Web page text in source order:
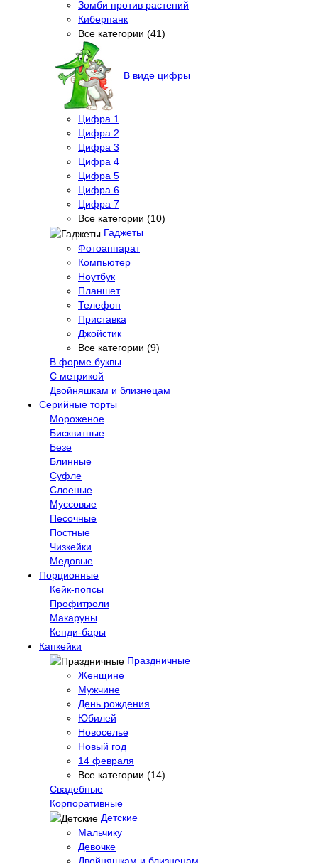
Зомби против растений
Киберпанк
Все категории (41)
В виде цифры
Цифра 1
Цифра 2
Цифра 3
Цифра 4
Цифра 5
Цифра 6
Цифра 7
Все категории (10)
Гаджеты
Фотоаппарат
Компьютер
Ноутбук
Планшет
Телефон
Приставка
Джойстик
Все категории (9)
В форме буквы
С метрикой
Двойняшкам и близнецам
Серийные торты
Мороженое
Бисквитные
Безе
Блинные
Суфле
Слоеные
Муссовые
Песочные
Постные
Чизкейки
Медовые
Порционные
Кейк-попсы
Профитроли
Макаруны
Кенди-бары
Капкейки
Праздничные
Женщине
Мужчине
День рождения
Юбилей
Новоселье
Новый год
14 февраля
Все категории (14)
Свадебные
Корпоративные
Детские
Мальчику
Девочке